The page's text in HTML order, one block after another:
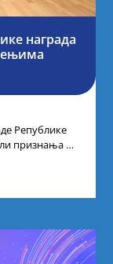
награда
Републике
признања У